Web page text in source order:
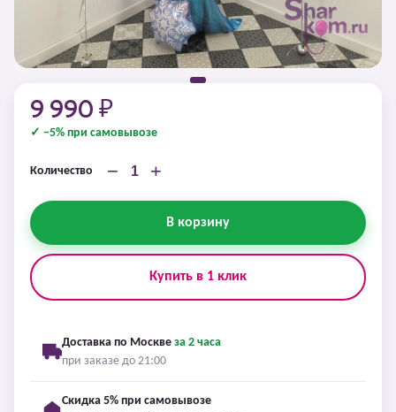
9 990 ₽
✓ −5% при самовывозе
Количество − +
В корзину
Купить в 1 клик
Доставка по Москве за 2 часа
при заказе до 21:00
Скидка 5% при самовывозе